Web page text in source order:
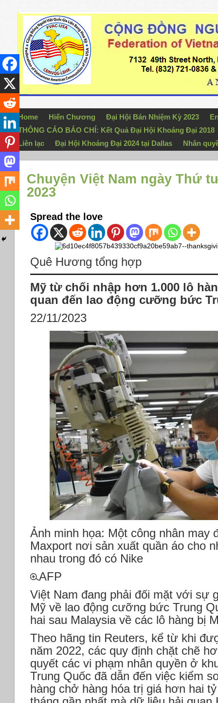
Home Hiến Chương Đại Hội Bán Nhiệm Kỳ 2023
THÔNG CÁO BÁO CHÍ: Kết Quả Đại Hội Khoáng Đại 2018
Liên lạc
Đại Hội Khoáng Đại 2024 tại Dallas Nhân
Chuyện Việt Nam ngày Thứ
2023
Spread the love
Quê Hương tổng hợp
Mỹ từ chối nhập hơn 1.000 lô
quan đến lao động cưỡng bức
22/11/2023
Ảnh minh họa: Một công nhân may
Maxport nơi sản xuất quần áo cho
nhau trong đó có Nike
AFP
Việt Nam đang phải đối mặt với sự
Mỹ về lao động cưỡng bức Trung
hai sau Malaysia về các lô hàng bị
Theo hãng tin Reuters, kể từ khi
năm 2022, các quy định chặt chẽ
quyết các vi phạm nhân quyền ở
Trung Quốc đã dẫn đến việc kiểm
hàng chở hàng hóa trị giá hơn hai